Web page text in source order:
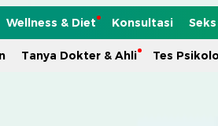
Wellness & Diet Konsultasi
Tanya Dokter & Ahli Tes